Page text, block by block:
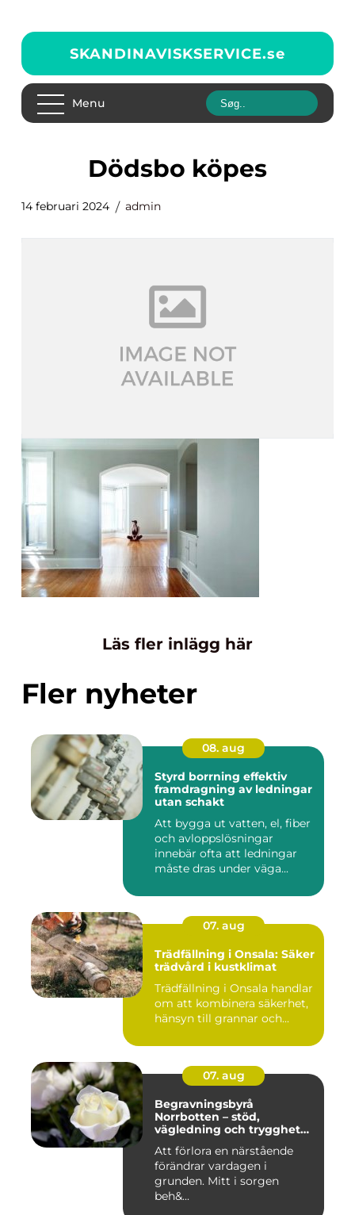
SKANDINAVISKSERVICE.se
Menu
Dödsbo köpes
14 februari 2024 admin
Läs fler inlägg här
Fler nyheter
08. aug
Styrd borrning effektiv
framdragning av ledningar
utan schakt
Att bygga ut vatten, el, fiber
och avloppslösningar
innebär ofta att ledningar
måste dras under väga...
07. aug
Trädfällning i Onsala: Säker
trädvård i kustklimat
Trädfällning i Onsala handlar
om att kombinera säkerhet,
hänsyn till grannar och...
07. aug
Begravningsbyrå
Norrbotten – stöd,
vägledning och trygghet
Att förlora en närstående
förändrar vardagen i
grunden. Mitt i sorgen
beh&...